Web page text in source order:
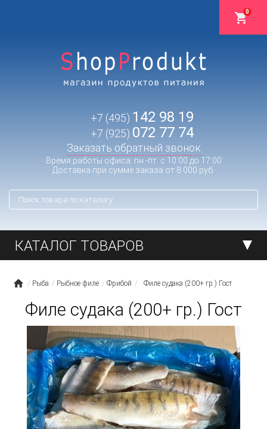
0
+7 (495) 142 98 19
+7 (925) 072 77 74
Заказать обратный звонок
Время работы офиса: пн.-пт. с 10:00 до 17:00
Доставка при сумме заказа от 8 000 руб.
КАТАЛОГ ТОВАРОВ
Рыба Рыбное филе Фрибой Филе судака (200+ гр.) Гост
Филе судака (200+ гр.) Гост